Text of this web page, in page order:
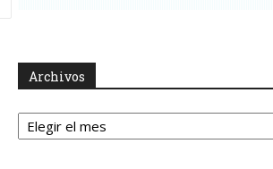
Archivos
Archivos